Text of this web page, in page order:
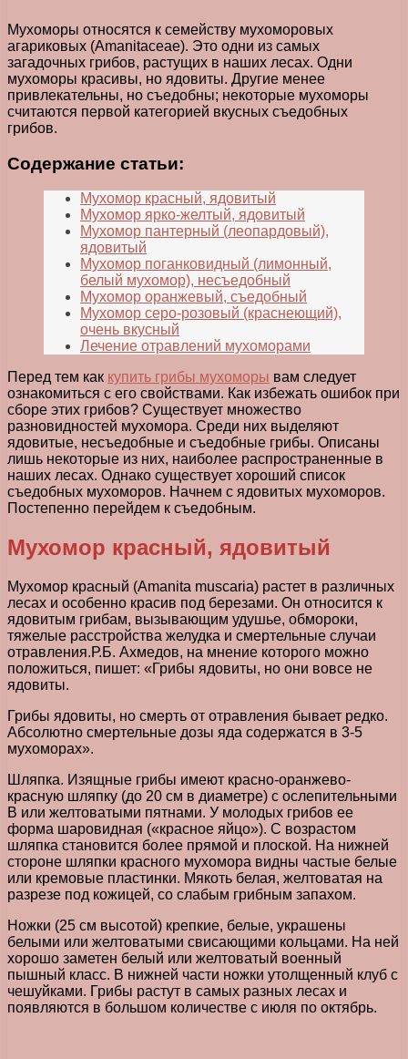
Мухоморы относятся к семейству мухоморовых
агариковых (Amanitaceae). Это одни из самых
загадочных грибов, растущих в наших лесах. Одни
мухоморы красивы, но ядовиты. Другие менее
привлекательны, но съедобны; некоторые мухоморы
считаются первой категорией вкусных съедобных
грибов.
Содержание статьи:
Мухомор красный, ядовитый
Мухомор ярко-желтый, ядовитый
Мухомор пантерный (леопардовый),
ядовитый
Мухомор поганковидный (лимонный,
белый мухомор), несъедобный
Мухомор оранжевый, съедобный
Мухомор серо-розовый (краснеющий),
очень вкусный
Лечение отравлений мухоморами
Перед тем как купить грибы мухоморы вам следует
ознакомиться с его свойствами. Как избежать ошибок при
сборе этих грибов? Существует множество
разновидностей мухомора. Среди них выделяют
ядовитые, несъедобные и съедобные грибы. Описаны
лишь некоторые из них, наиболее распространенные в
наших лесах. Однако существует хороший список
съедобных мухоморов. Начнем с ядовитых мухоморов.
Постепенно перейдем к съедобным.
Мухомор красный, ядовитый
Мухомор красный (Amanita muscaria) растет в различных
лесах и особенно красив под березами. Он относится к
ядовитым грибам, вызывающим удушье, обмороки,
тяжелые расстройства желудка и смертельные случаи
отравления.Р.Б. Ахмедов, на мнение которого можно
положиться, пишет: «Грибы ядовиты, но они вовсе не
ядовиты.
Грибы ядовиты, но смерть от отравления бывает редко.
Абсолютно смертельные дозы яда содержатся в 3-5
мухоморах».
Шляпка. Изящные грибы имеют красно-оранжево-
красную шляпку (до 20 см в диаметре) с ослепительными
В или желтоватыми пятнами. У молодых грибов ее
форма шаровидная («красное яйцо»). С возрастом
шляпка становится более прямой и плоской. На нижней
стороне шляпки красного мухомора видны частые белые
или кремовые пластинки. Мякоть белая, желтоватая на
разрезе под кожицей, со слабым грибным запахом.
Ножки (25 см высотой) крепкие, белые, украшены
белыми или желтоватыми свисающими кольцами. На ней
хорошо заметен белый или желтоватый военный
пышный класс. В нижней части ножки утолщенный клуб с
чешуйками. Грибы растут в самых разных лесах и
появляются в большом количестве с июля по октябрь.